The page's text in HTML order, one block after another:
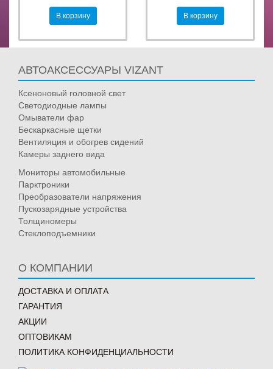
В корзину В корзину
АВТОАКСЕССУАРЫ VIZANT
Ксеноновый головной свет
Светодиодные лампы
Омыватели фар
Бескаркасные щетки
Вентиляция и обогрев сидений
Камеры заднего вида
Мониторы автомобильные
Парктроники
Преобразователи напряжения
Пускозарядные устройства
Толщиномеры
Стеклоподъемники
О КОМПАНИИ
ДОСТАВКА И ОПЛАТА
ГАРАНТИЯ
АКЦИИ
ОПТОВИКАМ
ПОЛИТИКА КОНФИДЕНЦИАЛЬНОСТИ